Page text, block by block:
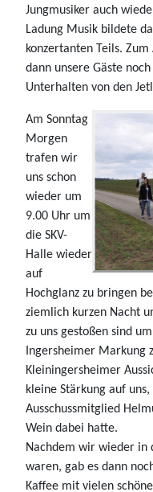
Jungmusiker auch
Ladung Musik bildete
konzertanten Teils.
dann unsere Gäste
Unterhalten von den
Am Sonntag
Morgen
trafen wir
uns schon
wieder um
9.00 Uhr um
die SKV-
Halle wieder
auf
Hochglanz zu bringen
ziemlich kurzen Nacht
zu uns gestoßen sind
Ingersheimer Markung
Kleiningersheimer
kleine Stärkung auf
Ausschussmitglied
Wein dabei hatte.
Nachdem wir wieder in
waren, gab es dann
Kaffee mit vielen